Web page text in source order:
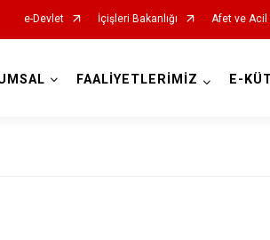
e-Devlet İçişleri Bakanlığı Afet ve Acil
FAALİYETLERİMİZ E-